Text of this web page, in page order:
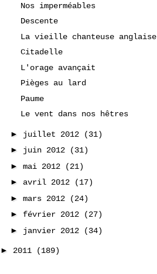
Nos imperméables
Descente
La vieille chanteuse anglaise
Citadelle
L'orage avançait
Pièges au lard
Paume
Le vent dans nos hêtres
► juillet 2012
(31)
► juin 2012
(31)
► mai 2012
(21)
► avril 2012
(17)
► mars 2012
(24)
► février 2012
(27)
► janvier 2012 (34)
► 2011 (189)